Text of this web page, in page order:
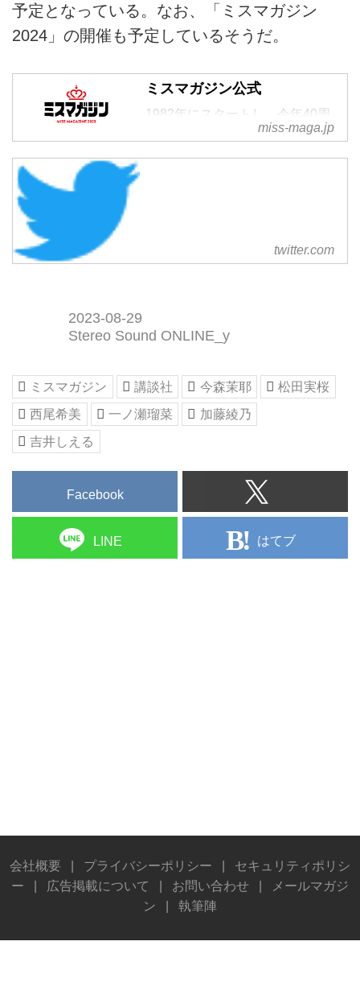
予定となっている。なお、「ミスマガジン
2024」の開催も予定しているそうだ。
ミスマガジン公式
1982年にスタートし、今年40周
年となる雑誌業界でも最も歴史の
miss-maga.jp
twitter.com
2023-08-29
Stereo Sound ONLINE_y
ミスマガジン 講談社 今森茉耶
松田実桜
西尾希美
一ノ瀬瑠菜
加藤綾乃
吉井しえる
Facebook
LINE はてブ
会社概要 プライバシーポリシー
セキュリティポリシ
ー
広告掲載について お問い合わせ
メールマガジ
ン
執筆陣